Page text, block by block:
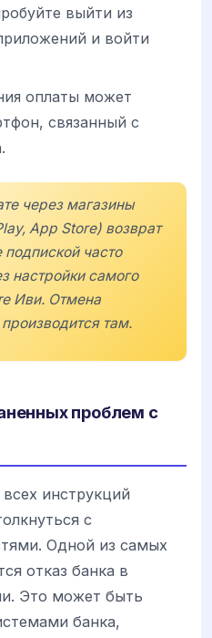
выйти из
и войти
оплаты может
связанный с
через магазины
App Store) возврат
часто
настройки самого
Иви. Отмена
там.
проблем с
инструкций
с
Одной из самых
отказ банка в
Это может быть
банка,